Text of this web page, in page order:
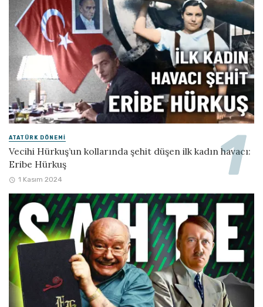
ATATÜRK DÖNEMI
Vecihi Hürkuş’un kollarında şehit düşen ilk kadın havacı:
Eribe Hürkuş
1 Kasım 2024